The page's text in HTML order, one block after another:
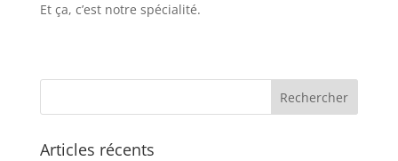
Et ça, c’est notre spécialité.
Articles récents